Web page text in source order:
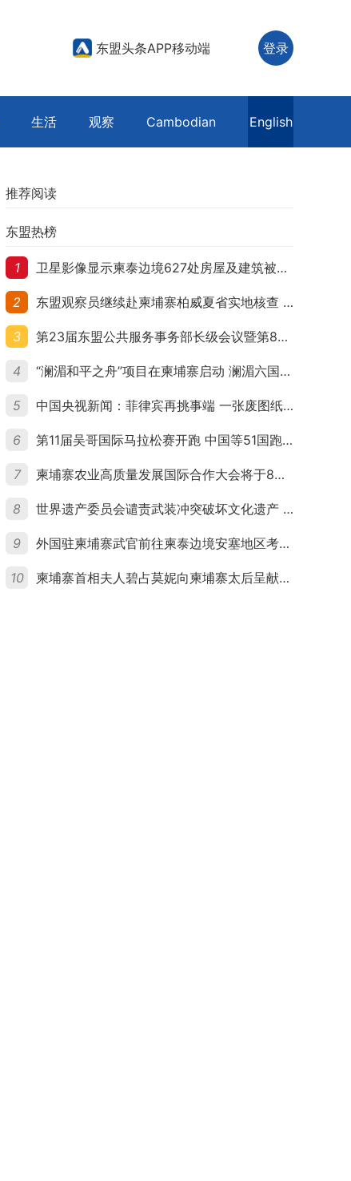
东盟头条APP移动端 登录
生活 观察 Cambodian English
推荐阅读
东盟热榜
1 卫星影像显示柬泰边境627处房屋及建筑被夷平 人权组织呼吁保护平民财产
2 东盟观察员继续赴柬埔寨柏威夏省实地核查 走访遭袭柬埔寨平民村庄
3 第23届东盟公共服务事务部长级会议暨第8届东盟与中日韩公共服务事务部长级会议在柬埔寨暹粒开幕
4 “澜湄和平之舟”项目在柬埔寨启动 澜湄六国青年共话和平与发展
5 中国央视新闻：菲律宾再挑事端 一张废图纸划不走中国黄岩岛
6 第11届吴哥国际马拉松赛开跑 中国等51国跑者齐聚暹粒
7 柬埔寨农业高质量发展国际合作大会将于8月20日举行
8 世界遗产委员会谴责武装冲突破坏文化遗产 柬埔寨呼吁依法追责并加强国际合作
9 外国驻柬埔寨武官前往柬泰边境安塞地区考察 柬方介绍“危险握手”事件及边境情况
10 柬埔寨首相夫人碧占莫妮向柬埔寨太后呈献世界女童军“卓越领袖奖”